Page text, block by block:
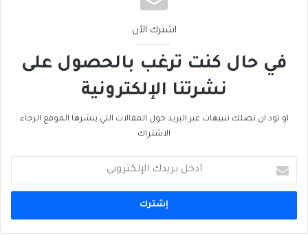
اشترك الآن
في حال كنت ترغب بالحصول على
نشرتنا الإلكترونية
او تود ان تصلك تنبيهات عبر البريد حول المقالات التي ينشرها الموقع الرجاء
الاشتراك
بريدك
الإلكتروني